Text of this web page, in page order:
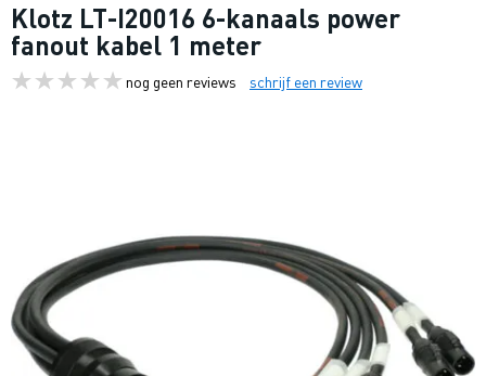
Klotz LT-I20016 6-kanaals power
fanout kabel 1 meter
nog geen reviews schrijf een review